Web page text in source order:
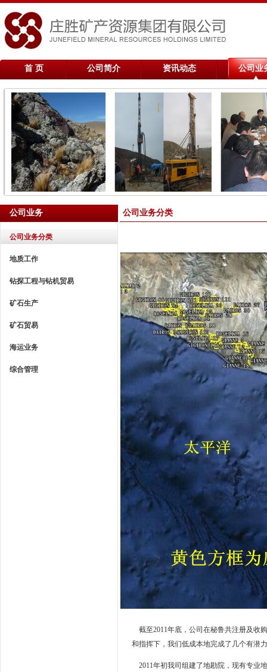
首 页 公司简介 资讯动态 公司业
公司业务 公司业务分类
公司业务分类
地质工作
钻探工程与钻机贸易
矿石生产
矿石贸易
海运业务
综合管理
截至2011年底，公司在秘鲁共注册及收
和指挥下，我们低成本地完成了几个有潜
2011年初我司组建了地勘院，现有专业